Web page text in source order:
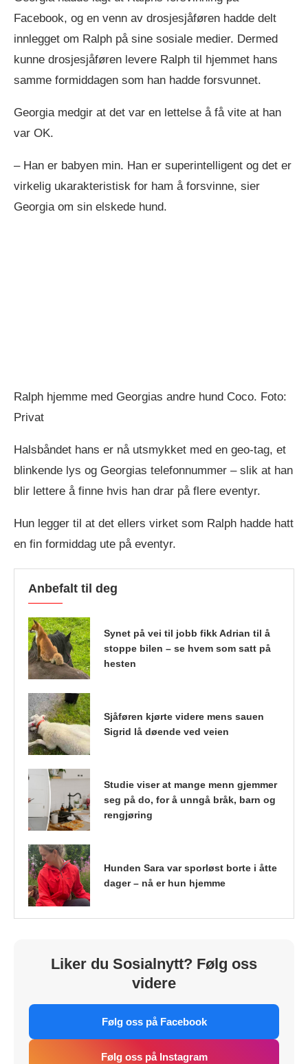
Facebook, og en venn av drosjesjåføren hadde delt
innlegget om Ralph på sine sosiale medier. Dermed
kunne drosjesjåføren levere Ralph til hjemmet hans
samme formiddagen som han hadde forsvunnet.
Georgia medgir at det var en lettelse å få vite at han
var OK.
– Han er babyen min. Han er superintelligent og det er
virkelig ukarakteristisk for ham å forsvinne, sier
Georgia om sin elskede hund.
Ralph hjemme med Georgias andre hund Coco. Foto:
Privat
Halsbåndet hans er nå utsmykket med en geo-tag, et
blinkende lys og Georgias telefonnummer – slik at han
blir lettere å finne hvis han drar på flere eventyr.
Hun legger til at det ellers virket som Ralph hadde hatt
en fin formiddag ute på eventyr.
Anbefalt til deg
Synet på vei til jobb fikk Adrian til å
stoppe bilen – se hvem som satt på
hesten
Sjåføren kjørte videre mens sauen
Sigrid lå døende ved veien
Studie viser at mange menn gjemmer
seg på do, for å unngå bråk, barn og
rengjøring
Hunden Sara var sporløst borte i åtte
dager – nå er hun hjemme
Liker du Sosialnytt? Følg oss
videre
Følg oss på Facebook
Følg oss på Instagram